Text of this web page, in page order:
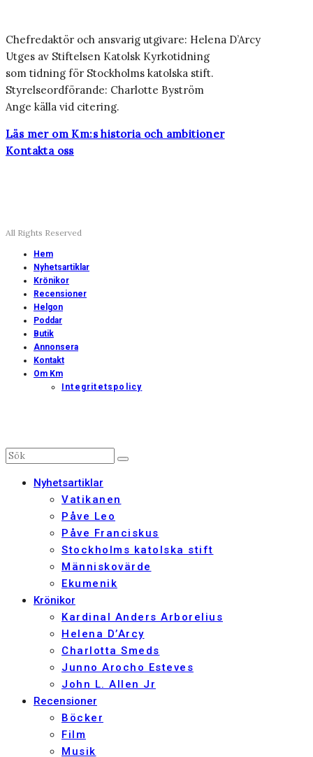
Chefredaktör och ansvarig utgivare: Helena D’Arcy
Utges av Stiftelsen Katolsk Kyrkotidning
som tidning för Stockholms katolska stift.
Styrelseordförande: Charlotte Byström
Ange källa vid citering.
Läs mer om Km:s historia och ambitioner
Kontakta oss
All Rights Reserved
Hem
Nyhetsartiklar
Krönikor
Recensioner
Helgon
Poddar
Butik
Annonsera
Kontakt
Om Km
Integritetspolicy
Nyhetsartiklar
Vatikanen
Påve Leo
Påve Franciskus
Stockholms katolska stift
Människovärde
Ekumenik
Krönikor
Kardinal Anders Arborelius
Helena D’Arcy
Charlotta Smeds
Junno Arocho Esteves
John L. Allen Jr
Recensioner
Böcker
Film
Musik